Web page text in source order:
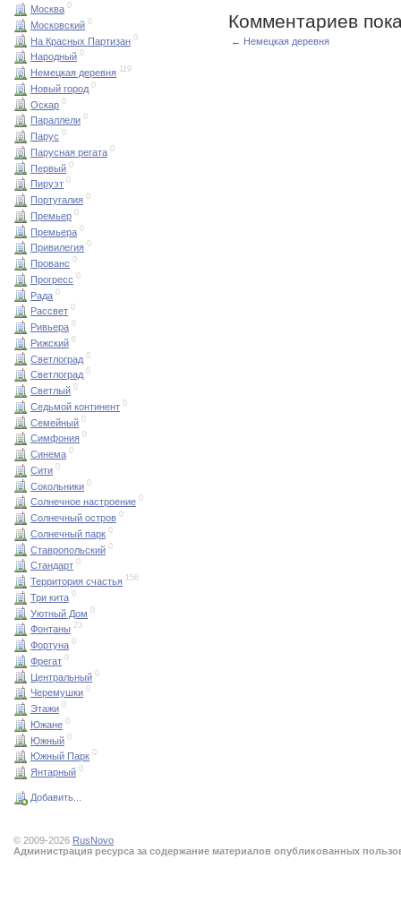
Москва 0
Московский 0
На Красных Партизан 0
Народный 0
Немецкая деревня 119
Новый город 0
Оскар 0
Параллели 0
Парус 0
Парусная регата 0
Первый 0
Пируэт 0
Португалия 0
Премьер 0
Премьера 0
Привилегия 0
Прованс 0
Прогресс 0
Рада 0
Рассвет 0
Ривьера 0
Рижский 0
Светлоград 0
Светлоград 0
Светлый 0
Седьмой континент 0
Семейный 0
Симфония 0
Синема 0
Сити 0
Сокольники 0
Солнечное настроение 0
Солнечный остров 0
Солнечный парк 0
Ставропольский 0
Стандарт 0
Территория счастья 156
Три кита 0
Уютный Дом 0
Фонтаны 23
Фортуна 0
Фрегат 0
Центральный 0
Черемушки 0
Этажи 0
Южане 0
Южный 0
Южный Парк 0
Янтарный 0
Добавить...
Комментариев
← Немецкая деревня
© 2009-2026 RusNovo
Администрация ресурса за содержание материалов опубликованных